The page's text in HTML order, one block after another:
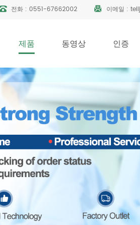
전화 : 0551-67662002 이메일 :
제품 동영상 인증